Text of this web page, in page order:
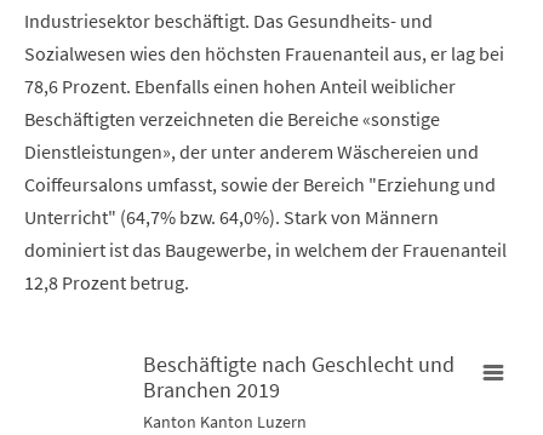
Industriesektor beschäftigt. Das Gesundheits- und
Sozialwesen wies den höchsten Frauenanteil aus, er lag bei
78,6 Prozent. Ebenfalls einen hohen Anteil weiblicher
Beschäftigten verzeichneten die Bereiche «sonstige
Dienstleistungen», der unter anderem Wäschereien und
Coiffeursalons umfasst, sowie der Bereich "Erziehung und
Unterricht" (64,7% bzw. 64,0%). Stark von Männern
dominiert ist das Baugewerbe, in welchem der Frauenanteil
12,8 Prozent betrug.
Beschäftigte nach Geschlecht und Branchen 2019
Beschäftigte nach Geschlecht und
Branchen 2019
Kanton Kanton Luzern